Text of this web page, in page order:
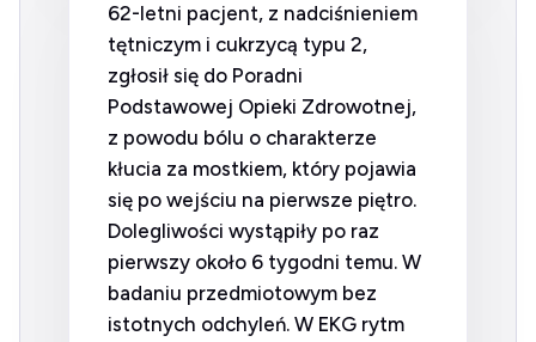
62-letni pacjent, z nadciśnieniem
tętniczym i cukrzycą typu 2,
zgłosił się do Poradni
Podstawowej Opieki Zdrowotnej,
z powodu bólu o charakterze
kłucia za mostkiem, który pojawia
się po wejściu na pierwsze piętro.
Dolegliwości wystąpiły po raz
pierwszy około 6 tygodni temu. W
badaniu przedmiotowym bez
istotnych odchyleń. W EKG rytm